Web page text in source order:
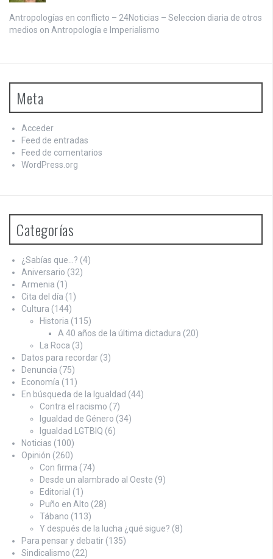
Antropologías en conflicto – 24Noticias – Seleccion diaria de otros
medios on Antropología e Imperialismo
Meta
Acceder
Feed de entradas
Feed de comentarios
WordPress.org
Categorías
¿Sabías que…? (4)
Aniversario (32)
Armenia (1)
Cita del día (1)
Cultura (144)
Historia (115)
A 40 años de la última dictadura (20)
La Roca (3)
Datos para recordar (3)
Denuncia (75)
Economía (11)
En búsqueda de la Igualdad (44)
Contra el racismo (7)
Igualdad de Género (34)
Igualdad LGTBIQ (6)
Noticias (100)
Opinión (260)
Con firma (74)
Desde un alambrado al Oeste (9)
Editorial (1)
Puño en Alto (28)
Tábano (113)
Y después de la lucha ¿qué sigue? (8)
Para pensar y debatir (135)
Sindicalismo (22)